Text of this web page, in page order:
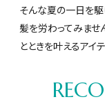
そんな夏の一日を駆
髪を労わってみませ
とときを叶えるアイ